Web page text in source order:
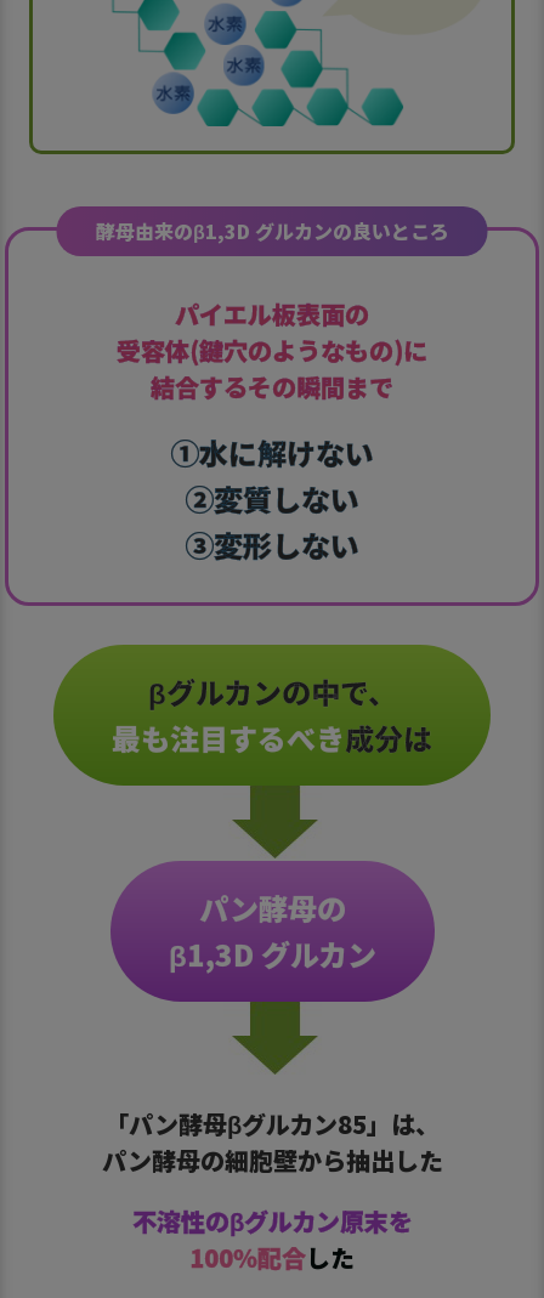
酵母由来のβ1,3D グルカンの良いところ
パイエル板表面の
受容体(鍵穴のようなもの)に
結合するその瞬間まで
①水に解けない
②変質しない
③変形しない
βグルカンの中で、
最も注目するべき成分は
パン酵母の
β1,3D グルカン
「パン酵母βグルカン85」は、
パン酵母の細胞壁から抽出した
不溶性のβグルカン原末を
100％配合した